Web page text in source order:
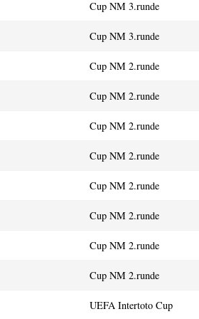
Cup NM 3.runde
Cup NM 3.runde
Cup NM 2.runde
Cup NM 2.runde
Cup NM 2.runde
Cup NM 2.runde
Cup NM 2.runde
Cup NM 2.runde
Cup NM 2.runde
Cup NM 2.runde
UEFA Intertoto Cup